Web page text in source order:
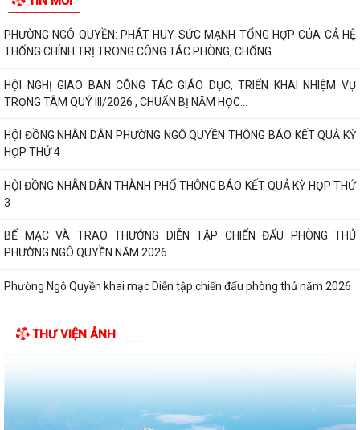
PHƯỜNG NGÔ QUYỀN: PHÁT HUY SỨC MẠNH TỔNG HỢP CỦA CẢ HỆ
THỐNG CHÍNH TRỊ TRONG CÔNG TÁC PHÒNG, CHỐNG...
HỘI NGHỊ GIAO BAN CÔNG TÁC GIÁO DỤC, TRIỂN KHAI NHIỆM VỤ
TRỌNG TÂM QUÝ III/2026 , CHUẨN BỊ NĂM HỌC...
HỘI ĐỒNG NHÂN DÂN PHƯỜNG NGÔ QUYỀN THÔNG BÁO KẾT QUẢ KỲ
HỌP THỨ 4
HỘI ĐỒNG NHÂN DÂN THÀNH PHỐ THÔNG BÁO KẾT QUẢ KỲ HỌP THỨ
3
BẾ MẠC VÀ TRAO THƯỞNG DIỄN TẬP CHIẾN ĐẤU PHÒNG THỦ
PHƯỜNG NGÔ QUYỀN NĂM 2026
Phường Ngô Quyền khai mạc Diễn tập chiến đấu phòng thủ năm 2026
THƯ TRI ÂN GIA ĐÌNH CÁC ANH HÙNG LIỆT...
Phường Ngô Quyền: Chuỗi hoạt động tri ân, “Đền ơn đáp nghĩa” thiết
thực nhân kỷ niệm 79 năm Ngày...
THƯ VIỆN ẢNH